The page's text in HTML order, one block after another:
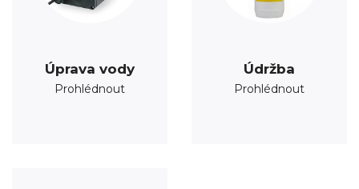
Úprava vody
Prohlédnout
Údržba
Prohlédnout